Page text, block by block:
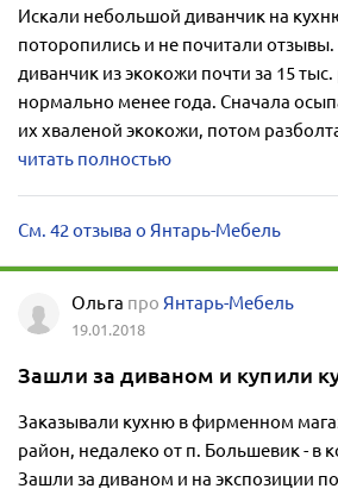
Искали небольшой диванчик на
поторопились и не почитали отзывы.
диванчик из экокожи почти за 15
нормально менее года. Сначала
их хваленой экокожи, потом
читать полностью
См. 42 отзыва о Янтарь-Мебель
Ольга про Янтарь-Мебель
19.01.2018
Зашли за диваном и купили
Заказывали кухню в фирменном
район, недалеко от п. Большевик - в
Зашли за диваном и на экспозиции